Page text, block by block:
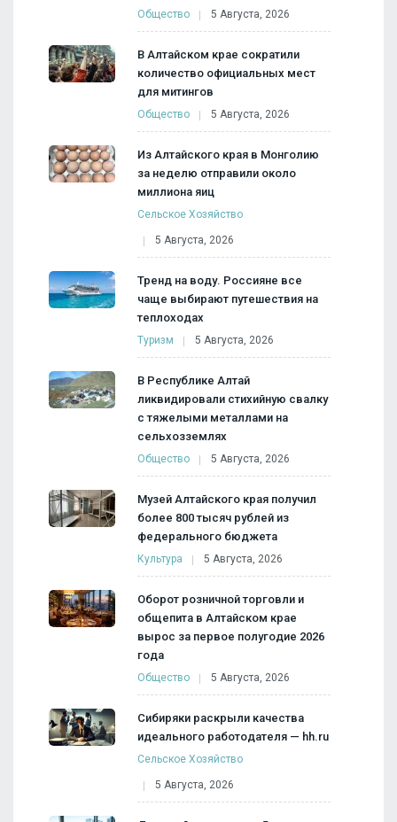
Общество 5 Августа, 2026
В Алтайском крае сократили
количество официальных мест
для митингов
Общество 5 Августа, 2026
Из Алтайского края в Монголию
за неделю отправили около
миллиона яиц
Сельское Хозяйство
5 Августа, 2026
Тренд на воду. Россияне все
чаще выбирают путешествия на
теплоходах
Туризм 5 Августа, 2026
В Республике Алтай
ликвидировали стихийную свалку
с тяжелыми металлами на
сельхозземлях
Общество 5 Августа, 2026
Музей Алтайского края получил
более 800 тысяч рублей из
федерального бюджета
Культура 5 Августа, 2026
Оборот розничной торговли и
общепита в Алтайском крае
вырос за первое полугодие 2026
года
Общество 5 Августа, 2026
Сибиряки раскрыли качества
идеального работодателя — hh.ru
Сельское Хозяйство
5 Августа, 2026